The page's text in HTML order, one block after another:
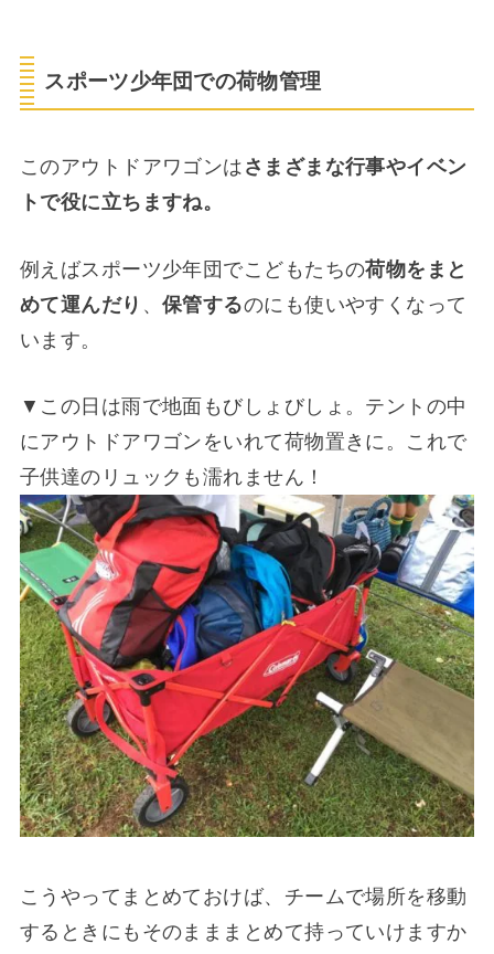
スポーツ少年団での荷物管理
このアウトドアワゴンは さまざまな行事やイベン
トで役に立ちますね。
例えばスポーツ少年団でこどもたちの荷物をまと
めて運んだり 、保管するのにも使いやすくなって
います。
▼この日は雨で地面もびしょびしょ。テントの中
にアウトドアワゴンをいれて荷物置きに。これで
子供達のリュックも濡れません！
こうやってまとめておけば、チームで場所を移動
するときにもそのまままとめて持っていけますか